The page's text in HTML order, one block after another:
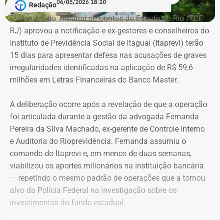
Brasil, Alex Ofredi Melim aparece como representante da
Melim Corretora de Seguros Ltda., empresa que atua no
setor de seguros e planos de saúde.
Declaração de bens de Alex Melim em 2026 — Foto:
Reprodução/Divulgacand
Redação06/08/2026 18:20
O plenário do Tribunal de Contas do Estado do Rio (TCE-
RJ) aprovou a notificação e ex-gestores e conselheiros do
Instituto de Previdência Social de Itaguaí (Itaprevi) terão
15 dias para apresentar defesa nas acusações de graves
irregularidades identificadas na aplicação de R$ 59,6
milhões em Letras Financeiras do Banco Master.
A deliberação ocorre após a revelação de que a operação
foi articulada durante a gestão da advogada Fernanda
Pereira da Silva Machado, ex-gerente de Controle Interno
e Auditoria do Rioprevidência. Fernanda assumiu o
comando do Itaprevi e, em menos de duas semanas,
viabilizou os aportes milionários na instituição bancária
— repetindo o mesmo padrão de operações que a tornou
alvo da Polícia Federal na investigação sobre os
investimentos do fundo estadual.